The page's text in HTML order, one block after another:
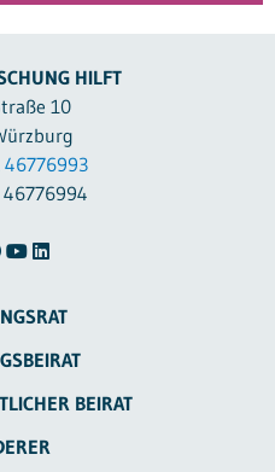
HILFT
10
46776993
46776994
BEIRAT